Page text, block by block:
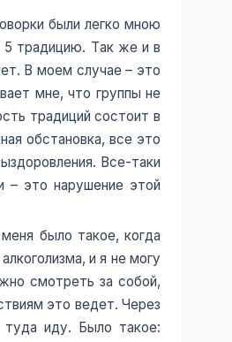
были легко мною
5 традицию. Так же и в
В моем случае – это
мне, что группы не
традиций состоит в
обстановка, все это
Все-таки
– это нарушение этой
было такое, когда
и я не могу
смотреть за собой,
это ведет. Через
туда иду. Было такое: